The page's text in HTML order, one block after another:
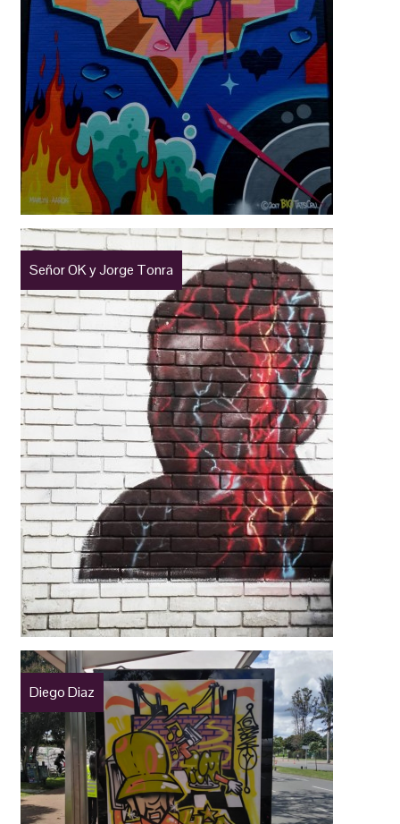
Señor OK y Jorge Tonra
Diego Diaz